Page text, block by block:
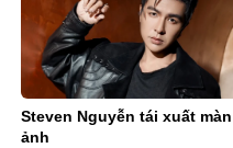
Steven Nguyễn tái xuất màn
ảnh